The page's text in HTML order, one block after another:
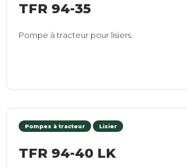
TFR 94-35
Pompe à tracteur pour lisiers.
Pompes à tracteur Lisier
TFR 94-40 LK